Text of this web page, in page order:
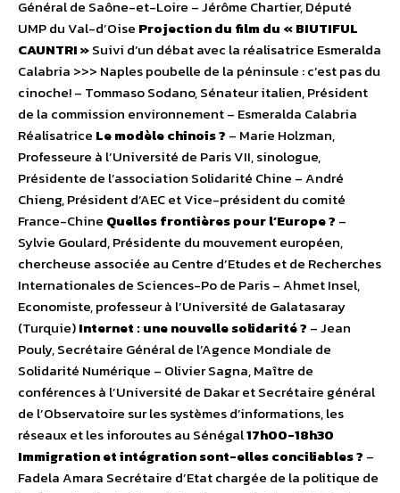
Général de Saône-et-Loire – Jérôme Chartier, Député
UMP du Val-d’Oise Projection du film du « BIUTIFUL
CAUNTRI »Suivi d’un débat avec la réalisatrice Esmeralda
Calabria >>> Naples poubelle de la péninsule : c’est pas du
cinoche! – Tommaso Sodano, Sénateur italien, Président
de la commission environnement – Esmeralda Calabria
Réalisatrice Le modèle chinois ? – Marie Holzman,
Professeure à l’Université de Paris VII, sinologue,
Présidente de l’association Solidarité Chine – André
Chieng, Président d’AEC et Vice-président du comité
France-Chine Quelles frontières pour l’Europe ? –
Sylvie Goulard, Présidente du mouvement européen,
chercheuse associée au Centre d’Etudes et de Recherches
Internationales de Sciences-Po de Paris – Ahmet Insel,
Economiste, professeur à l’Université de Galatasaray
(Turquie)Internet : une nouvelle solidarité ? – Jean
Pouly, Secrétaire Général de l’Agence Mondiale de
Solidarité Numérique – Olivier Sagna, Maître de
conférences à l’Université de Dakar et Secrétaire général
de l’Observatoire sur les systèmes d’informations, les
réseaux et les inforoutes au Sénégal17h00-18h30
Immigration et intégration sont-elles conciliables ? –
Fadela Amara Secrétaire d’Etat chargée de la politique de